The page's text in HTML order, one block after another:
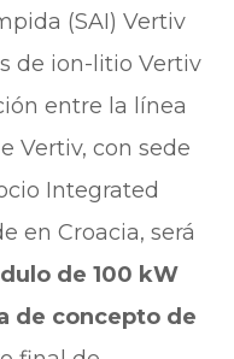
(SAI) Vertiv
de ion-litio Vertiv
entre la línea
Vertiv, con sede
Integrated
en Croacia, será
de 100 kW
de concepto de